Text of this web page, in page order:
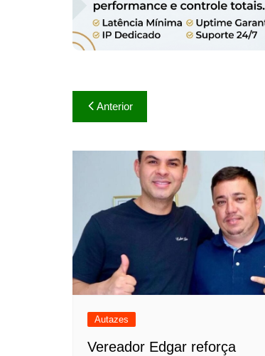
Navegação
de
Post
Anterior
Autazes
Vereador Edgar reforça